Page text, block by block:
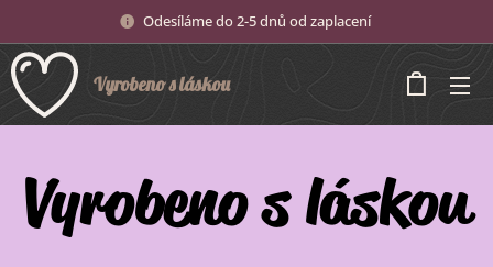
Odesíláme do 2-5 dnů od zaplacení
Vyrobeno s láskou
Vyrobeno s láskou